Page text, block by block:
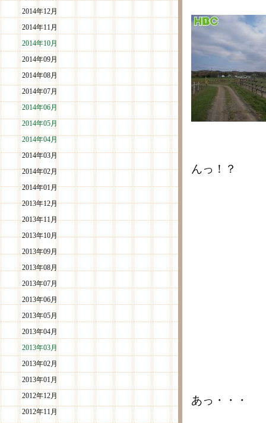
2014年12月
2014年11月
2014年10月
2014年09月
2014年08月
2014年07月
2014年06月
2014年05月
2014年04月
2014年03月
2014年02月
2014年01月
2013年12月
2013年11月
2013年10月
2013年09月
2013年08月
2013年07月
2013年06月
2013年05月
2013年04月
2013年03月
2013年02月
2013年01月
2012年12月
2012年11月
んっ！？
あっ・・・